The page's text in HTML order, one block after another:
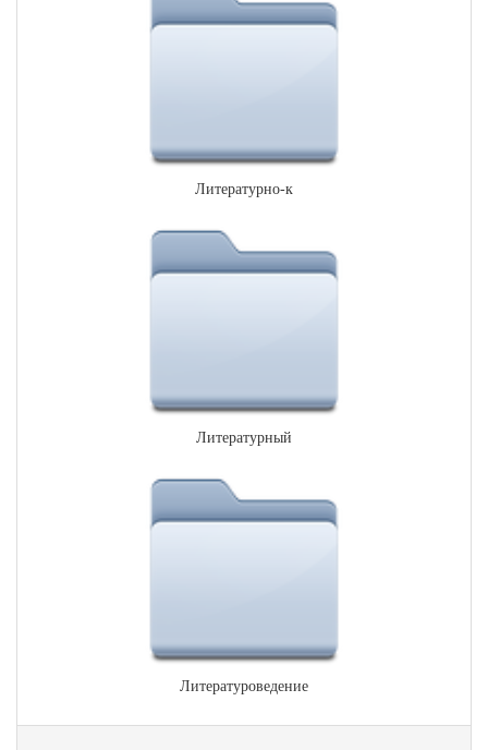
Литературно-к
Литературный
Литературоведение